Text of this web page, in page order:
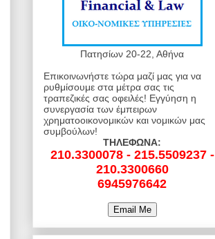
Πατησίων 20-22, Αθήνα
Επικοινωνήστε τώρα μαζί μας για να
ρυθμίσουμε στα μέτρα σας τις
τραπεζικές σας οφειλές! Εγγύηση η
συνεργασία των έμπειρων
χρηματοοικονομικών και νομικών μας
συμβούλων!
ΤΗΛΕΦΩΝΑ:
210.3300078 - 215.5509237 -
210.3300660
6945976642